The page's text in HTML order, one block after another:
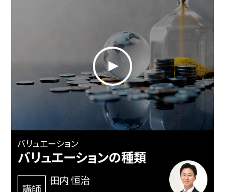
バリュエーション
バリュエーションの種類
講師
田内 恒治